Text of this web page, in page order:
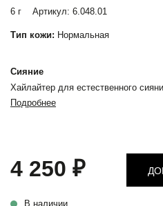
6 г Артикул: 6.048.01
Тип кожи: Нормальная
Сияние
Хайлайтер для естественного
Подробнее
4 250 ₽
В наличии